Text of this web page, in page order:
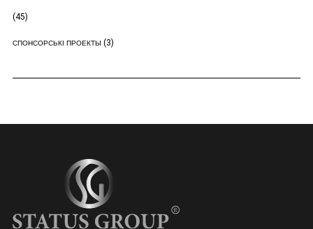
(45)
СПОНСОРСЬКІ ПРОЕКТЫ (3)